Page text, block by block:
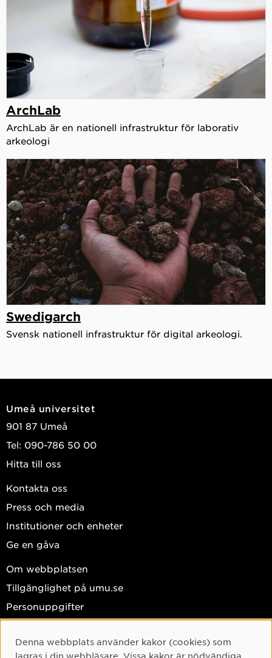
ArchLab
ArchLab är en nationell infrastruktur för laborativ
arkeologi
Swedigarch
Svensk nationell infrastruktur för digital arkeologi.
Umeå universitet
901 87 Umeå
Tel: 090-786 50 00
Hitta till oss
Kontakta oss
Press och media
Institutioner och enheter
Ge en gåva
Om webbplatsen
Tillgänglighet på umu.se
Personuppgifter
Facebook
Cookie-samtycke
Denna webbplats använder kakor (cookies) som
lagras i din webbläsare. Vissa kakor är nödvändiga